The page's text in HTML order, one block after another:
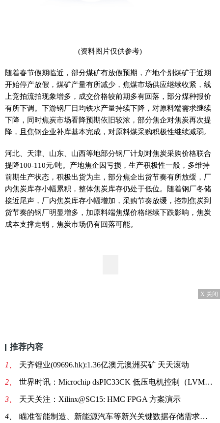
(资料图片仅供参考)
随着春节假期临近，部分煤矿有放假预期，产地个别煤矿于近期
开始停产放假，煤矿产量有所减少，焦煤市场供应继续收紧，线
上竞拍流拍现象增多，成交价格较前期多有回落，部分煤种报价
有所下调。下游钢厂日均铁水产量持续下降，对原料端需求继续
下降，同时焦炭市场看降预期依旧较浓，部分焦企对焦炭再次提
降，且焦钢企业补库基本完成，对原料煤采购积极性继续减弱。
河北、天津、山东、山西等地部分钢厂计划对焦炭采购价格联合
提降100-110元/吨。产地焦企因亏损，生产积极性一般，多维持
前期生产状态，积极出货为主，部分焦企出货节奏有所放缓，厂
内焦炭库存小幅累积，整体焦炭库存仍处于低位。随着钢厂冬储
接近尾声，厂内焦炭库存小幅增加，采购节奏放缓，控制焦炭到
货节奏的钢厂明显增多，加原料端焦煤价格继续下跌影响，焦炭
成本支撑走弱，焦炭市场仍有回落可能。
X 关闭
推荐内容
1、 天齐锂业(09696.hk):1.36亿澳元澳洲买矿 天天滚动
2、 世界时讯：Microchip dsPIC33CK 低压电机控制（LVMC）开发板
3、 天天关注：Xilinx@SC15: HMC FPGA 方案演示
4、 瞄准智能制造、新能源汽车等新兴关键数据存储需求，FeRAM以独特性能发力智能物联时代增量市场